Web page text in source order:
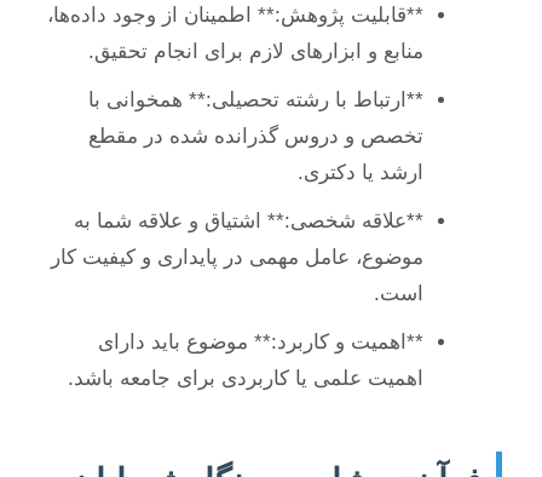
**قابلیت پژوهش:** اطمینان از وجود داده‌ها،
منابع و ابزارهای لازم برای انجام تحقیق.
**ارتباط با رشته تحصیلی:** همخوانی با
تخصص و دروس گذرانده شده در مقطع
ارشد یا دکتری.
**علاقه شخصی:** اشتیاق و علاقه شما به
موضوع، عامل مهمی در پایداری و کیفیت کار
است.
**اهمیت و کاربرد:** موضوع باید دارای
اهمیت علمی یا کاربردی برای جامعه باشد.